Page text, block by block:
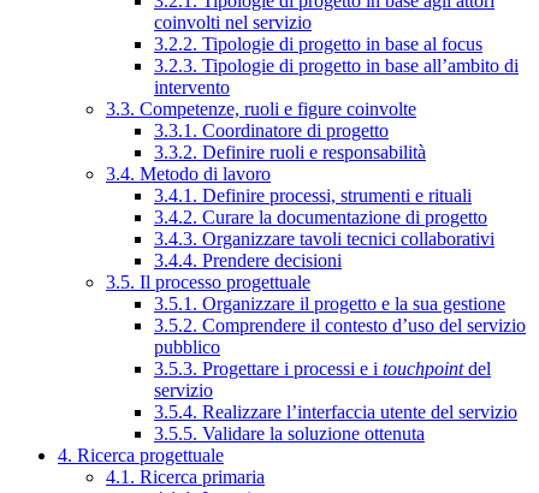
coinvolti nel servizio
3.2.2. Tipologie di progetto in base al focus
3.2.3. Tipologie di progetto in base all’ambito di
intervento
3.3. Competenze, ruoli e figure coinvolte
3.3.1. Coordinatore di progetto
3.3.2. Definire ruoli e responsabilità
3.4. Metodo di lavoro
3.4.1. Definire processi, strumenti e rituali
3.4.2. Curare la documentazione di progetto
3.4.3. Organizzare tavoli tecnici collaborativi
3.4.4. Prendere decisioni
3.5. Il processo progettuale
3.5.1. Organizzare il progetto e la sua gestione
3.5.2. Comprendere il contesto d’uso del servizio
pubblico
3.5.3. Progettare i processi e i touchpointdel
servizio
3.5.4. Realizzare l’interfaccia utente del servizio
3.5.5. Validare la soluzione ottenuta
4. Ricerca progettuale
4.1. Ricerca primaria